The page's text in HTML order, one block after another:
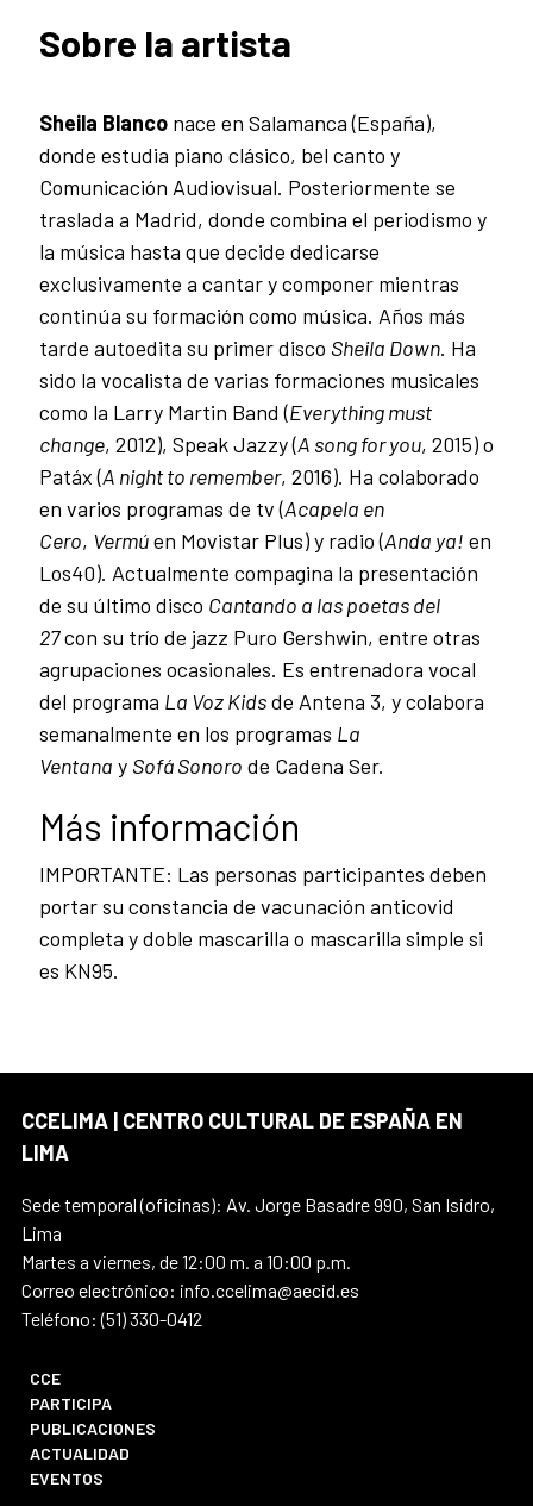
Sobre la artista
Sheila Blanco nace en Salamanca (España),
donde estudia piano clásico, bel canto y
Comunicación Audiovisual. Posteriormente se
traslada a Madrid, donde combina el periodismo y
la música hasta que decide dedicarse
exclusivamente a cantar y componer mientras
continúa su formación como música. Años más
tarde autoedita su primer disco Sheila Down. Ha
sido la vocalista de varias formaciones musicales
como la Larry Martin Band (Everything must
change, 2012), Speak Jazzy (A song for you, 2015) o
Patáx (A night to remember, 2016). Ha colaborado
en varios programas de tv (Acapela en
Cero, Vermúen Movistar Plus) y radio (Anda ya! en
Los40). Actualmente compagina la presentación
de su último disco Cantando a las poetas del
27con su trío de jazz Puro Gershwin, entre otras
agrupaciones ocasionales. Es entrenadora vocal
del programa La Voz Kidsde Antena 3, y colabora
semanalmente en los programas La
Ventana y Sofá Sonoro de Cadena Ser.
Más información
IMPORTANTE: Las personas participantes deben
portar su constancia de vacunación anticovid
completa y doble mascarilla o mascarilla simple si
es KN95.
CCELIMA | CENTRO CULTURAL DE ESPAÑA EN
LIMA
Sede temporal (oficinas): Av. Jorge Basadre 990, San Isidro,
Lima
Martes a viernes, de 12:00 m. a 10:00 p.m.
Correo electrónico: info.ccelima@aecid.es
Teléfono: (51) 330-0412
CCE
PARTICIPA
PUBLICACIONES
ACTUALIDAD
EVENTOS